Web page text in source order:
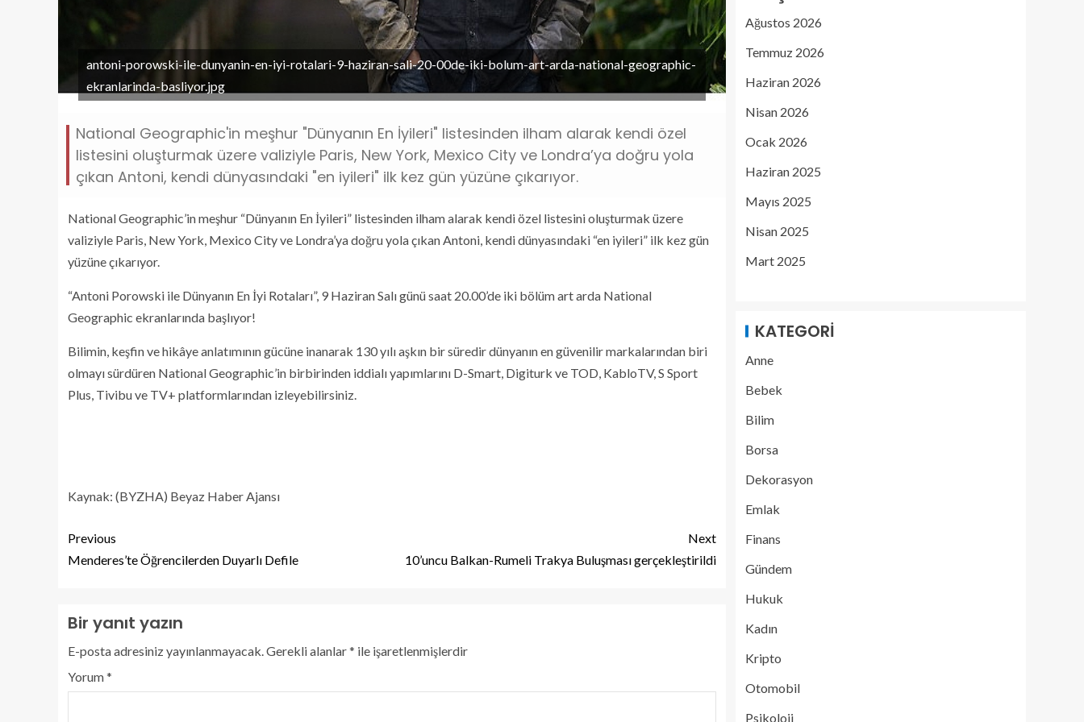
antoni-porowski-ile-dunyanin-en-iyi-rotalari-9-haziran-sali-20-00de-iki-bolum-art-arda-national-geographic-
ekranlarinda-basliyor.jpg
National Geographic'in meşhur "Dünyanın En İyileri" listesinden ilham alarak kendi özel
listesini oluşturmak üzere valiziyle Paris, New York, Mexico City ve Londra’ya doğru yola
çıkan Antoni, kendi dünyasındaki "en iyileri" ilk kez gün yüzüne çıkarıyor.
National Geographic’in meşhur “Dünyanın En İyileri” listesinden ilham alarak kendi özel listesini oluşturmak üzere
valiziyle Paris, New York, Mexico City ve Londra’ya doğru yola çıkan Antoni, kendi dünyasındaki “en iyileri” ilk kez gün
yüzüne çıkarıyor.
“Antoni Porowski ile Dünyanın En İyi Rotaları”, 9 Haziran Salı günü saat 20.00’de iki bölüm art arda National
Geographic ekranlarında başlıyor!
Bilimin, keşfin ve hikâye anlatımının gücüne inanarak 130 yılı aşkın bir süredir dünyanın en güvenilir markalarından biri
olmayı sürdüren National Geographic’in birbirinden iddialı yapımlarını D-Smart, Digiturk ve TOD, KabloTV, S Sport
Plus, Tivibu ve TV+ platformlarından izleyebilirsiniz.
Kaynak: (BYZHA) Beyaz Haber Ajansı
Previous
Menderes’te Öğrencilerden Duyarlı Defile
Next
10’uncu Balkan-Rumeli Trakya Buluşması gerçekleştirildi
Bir yanıt yazın
E-posta adresiniz yayınlanmayacak.Gerekli alanlar* ile işaretlenmişlerdir
Yorum*
Ağustos 2026
Temmuz 2026
Haziran 2026
Nisan 2026
Ocak 2026
Haziran 2025
Mayıs 2025
Nisan 2025
Mart 2025
KATEGORI
Anne
Bebek
Bilim
Borsa
Dekorasyon
Emlak
Finans
Gündem
Hukuk
Kadın
Kripto
Otomobil
Psikoloji